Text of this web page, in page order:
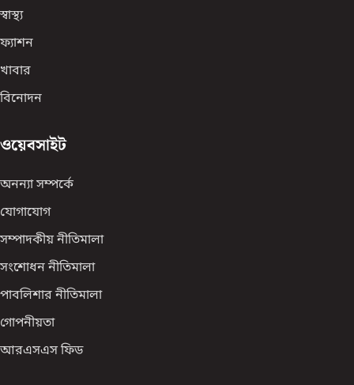
স্বাস্থ্য
ফ্যাশন
খাবার
বিনোদন
ওয়েবসাইট
অনন্যা সম্পর্কে
যোগাযোগ
সম্পাদকীয় নীতিমালা
সংশোধন নীতিমালা
পাবলিশার নীতিমালা
গোপনীয়তা
আরএসএস ফিড